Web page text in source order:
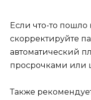
Если что-то пошло
скорректируйте
автоматический
просрочками или
Также